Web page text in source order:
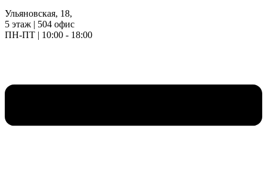
Ульяновская, 18,
5 этаж | 504 офис
ПН-ПТ | 10:00 - 18:00